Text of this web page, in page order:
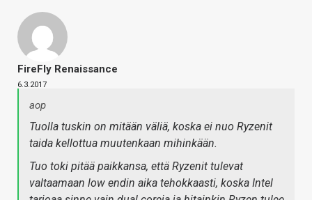
FireFly Renaissance
6.3.2017
aop
Tuolla tuskin on mitään väliä, koska ei nuo Ryzenit
taida kellottua muutenkaan mihinkään.
Tuo toki pitää paikkansa, että Ryzenit tulevat
valtaamaan low endin aika tehokkaasti, koska Intel